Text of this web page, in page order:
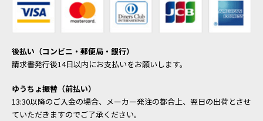
後払い（コンビニ・郵便局・銀行）
請求書発行後14日以内にお支払いをお願いします。
ゆうちょ振替（前払い）
13:30以降のご入金の場合、メーカー発注の都合上、翌日の出荷とさせ
ていただきますのでご了承ください。